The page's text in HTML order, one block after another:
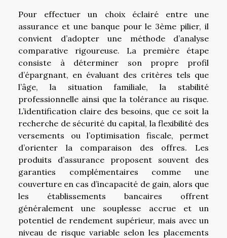
Pour effectuer un choix éclairé entre une
assurance et une banque pour le 3ème pilier, il
convient d’adopter une méthode d’analyse
comparative rigoureuse. La première étape
consiste à déterminer son propre profil
d’épargnant, en évaluant des critères tels que
l’âge, la situation familiale, la stabilité
professionnelle ainsi que la tolérance au risque.
L’identification claire des besoins, que ce soit la
recherche de sécurité du capital, la flexibilité des
versements ou l’optimisation fiscale, permet
d’orienter la comparaison des offres. Les
produits d’assurance proposent souvent des
garanties complémentaires comme une
couverture en cas d’incapacité de gain, alors que
les établissements bancaires offrent
généralement une souplesse accrue et un
potentiel de rendement supérieur, mais avec un
niveau de risque variable selon les placements